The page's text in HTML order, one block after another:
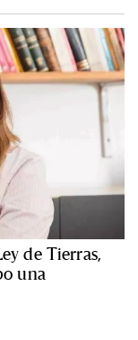
de Tierras,
una